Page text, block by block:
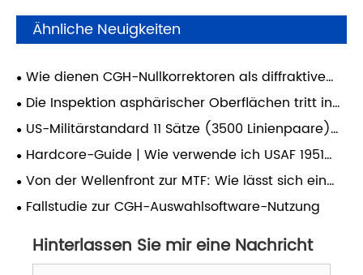
Ähnliche Neuigkeiten
Wie dienen CGH-Nullkorrektoren als diffraktive
Nulllinsen (DNL), um hochpräzise Asphärentests zu
ermöglichen?
Die Inspektion asphärischer Oberflächen tritt in
die zweite Ära ein: Wie definiert Effizienz die
Lebensader qualitativer Veränderungen in der
optischen Fertigung der Zukunft?
US-Militärstandard 11 Sätze (3500 Linienpaare)
von Testzielen mit ultrahoher Auflösung: ein
wichtiger Verifizierungsstandard für die
tatsächliche Auflösungsfähigkeit von High-End-
Objektiven.
Hardcore-Guide | Wie verwende ich USAF 1951
richtig, um die Auflösung eines optischen Systems
zu kalibrieren?
Von der Wellenfront zur MTF: Wie lässt sich ein
optisches System vollständig bewerten?
Fallstudie zur CGH-Auswahlsoftware-Nutzung
Hinterlassen Sie mir eine Nachricht